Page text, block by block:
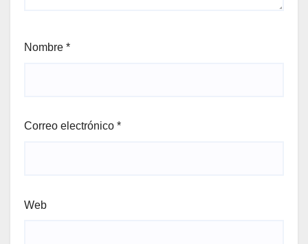
Nombre *
Correo electrónico *
Web